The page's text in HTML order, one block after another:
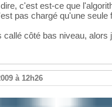
c'est est-ce que
pas chargé qu'une seule
callé côté bas niveau, alors
à 12h26